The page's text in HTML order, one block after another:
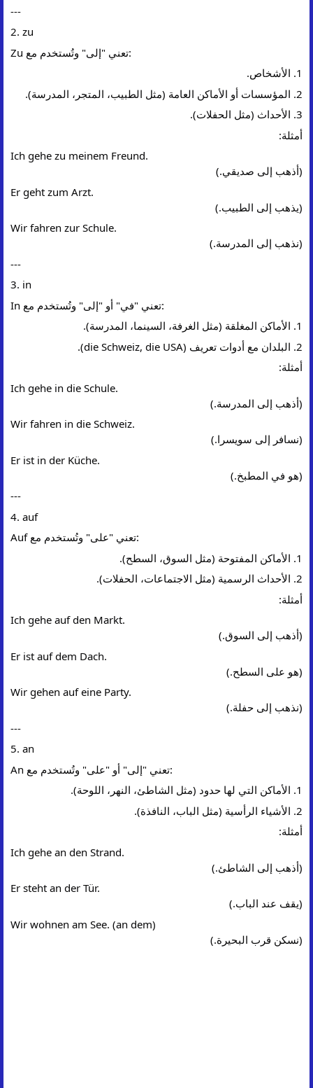
---
2. zu
Zu تعني "إلى" وتُستخدم مع:
1. الأشخاص.
2. المؤسسات أو الأماكن العامة (مثل الطبيب، المتجر، المدرسة).
3. الأحداث (مثل الحفلات).
أمثلة:
Ich gehe zu meinem Freund.
(أذهب إلى صديقي.)
Er geht zum Arzt.
(يذهب إلى الطبيب.)
Wir fahren zur Schule.
(نذهب إلى المدرسة.)
---
3. in
In تعني "في" أو "إلى" وتُستخدم مع:
1. الأماكن المغلقة (مثل الغرفة، السينما، المدرسة).
2. البلدان مع أدوات تعريف (die Schweiz, die USA).
أمثلة:
Ich gehe in die Schule.
(أذهب إلى المدرسة.)
Wir fahren in die Schweiz.
(نسافر إلى سويسرا.)
Er ist in der Küche.
(هو في المطبخ.)
---
4. auf
Auf تعني "على" وتُستخدم مع:
1. الأماكن المفتوحة (مثل السوق، السطح).
2. الأحداث الرسمية (مثل الاجتماعات، الحفلات).
أمثلة:
Ich gehe auf den Markt.
(أذهب إلى السوق.)
Er ist auf dem Dach.
(هو على السطح.)
Wir gehen auf eine Party.
(نذهب إلى حفلة.)
---
5. an
An تعني "إلى" أو "على" وتُستخدم مع:
1. الأماكن التي لها حدود (مثل الشاطئ، النهر، اللوحة).
2. الأشياء الرأسية (مثل الباب، النافذة).
أمثلة:
Ich gehe an den Strand.
(أذهب إلى الشاطئ.)
Er steht an der Tür.
(يقف عند الباب.)
Wir wohnen am See. (an dem)
(نسكن قرب البحيرة.)